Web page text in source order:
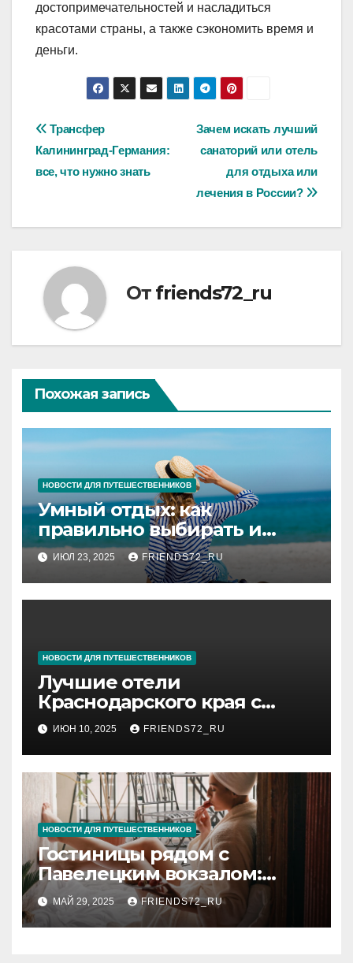
достопримечательностей и насладиться
красотами страны, а также сэкономить время и
деньги.
Навигация
по
Зачем искать лучший
санаторий или отель
для отдыха или
лечения в России?
Трансфер
Калининград-Германия:
все, что нужно знать
От friends72_ru
Похожая запись
НОВОСТИ ДЛЯ ПУТЕШЕСТВЕННИКОВ
Умный отдых: как
правильно выбирать и
покупать туры
ИЮЛ 23, 2025 FRIENDS72_RU
НОВОСТИ ДЛЯ ПУТЕШЕСТВЕННИКОВ
Лучшие отели
Краснодарского края с
бассейном
ИЮН 10, 2025 FRIENDS72_RU
НОВОСТИ ДЛЯ ПУТЕШЕСТВЕННИКОВ
Гостиницы рядом с
Павелецким вокзалом:
комфорт и удобство в
Москве
МАЙ 29, 2025 FRIENDS72_RU